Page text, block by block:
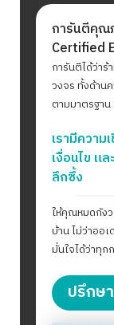
การันตีคุณ
Certified
การันตีได้ว่า
วงจร ทั้งด้าน
ตามมาตรฐา
เรามีความ
เงื่อนไข แ
ลึกซึ้ง
ให้คุณหมดกัง
บ้าน ไม่ว่าออ
มั่นใจได้ว่าทุก
ปรึกษ